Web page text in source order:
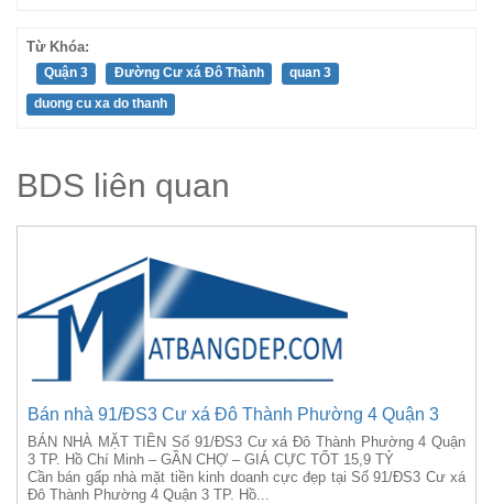
Từ Khóa:
Quận 3 Đường Cư xá Đô Thành
quan 3
duong cu xa do thanh
BDS liên quan
Bán nhà 91/ĐS3 Cư xá Đô Thành Phường 4 Quận 3
BÁN NHÀ MẶT TIỀN Số 91/ĐS3 Cư xá Đô Thành Phường 4 Quận
3 TP. Hồ Chí Minh – GẦN CHỢ – GIÁ CỰC TỐT 15,9 TỶ
Cần bán gấp nhà mặt tiền kinh doanh cực đẹp tại Số 91/ĐS3 Cư xá
Đô Thành Phường 4 Quận 3 TP. Hồ...